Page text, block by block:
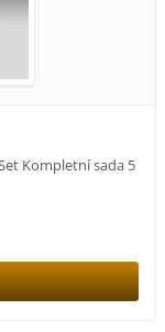
Kompletní sada 5